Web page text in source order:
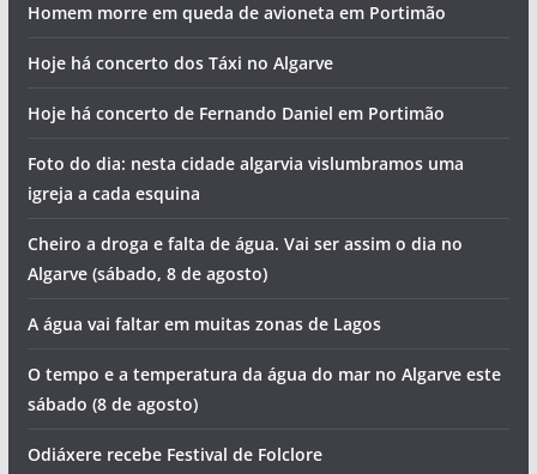
Homem morre em queda de avioneta em Portimão
Hoje há concerto dos Táxi no Algarve
Hoje há concerto de Fernando Daniel em Portimão
Foto do dia: nesta cidade algarvia vislumbramos uma
igreja a cada esquina
Cheiro a droga e falta de água. Vai ser assim o dia no
Algarve (sábado, 8 de agosto)
A água vai faltar em muitas zonas de Lagos
O tempo e a temperatura da água do mar no Algarve este
sábado (8 de agosto)
Odiáxere recebe Festival de Folclore